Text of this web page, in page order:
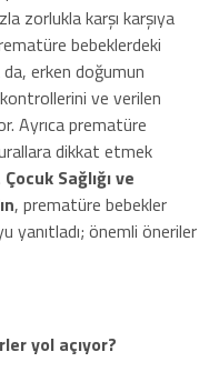
zorlukla karşı karşıya
bebeklerdeki
da, erken doğumun
ve verilen
Ayrıca prematüre
dikkat etmek
Çocuk Sağlığı ve
, prematüre bebekler
yanıtladı; önemli öneriler
yol açıyor?